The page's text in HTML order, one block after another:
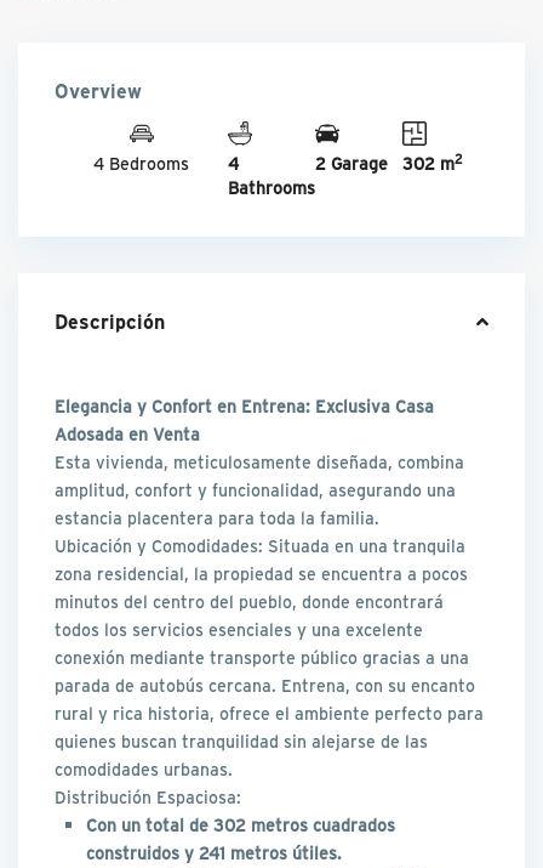
Overview
4 Bedrooms
4
Bathrooms
2 Garage 302 m2
Descripción
Elegancia y Confort en Entrena: Exclusiva Casa
Adosada en Venta
Esta vivienda, meticulosamente diseñada, combina
amplitud, confort y funcionalidad, asegurando una
estancia placentera para toda la familia.
Ubicación y Comodidades: Situada en una tranquila
zona residencial, la propiedad se encuentra a pocos
minutos del centro del pueblo, donde encontrará
todos los servicios esenciales y una excelente
conexión mediante transporte público gracias a una
parada de autobús cercana. Entrena, con su encanto
rural y rica historia, ofrece el ambiente perfecto para
quienes buscan tranquilidad sin alejarse de las
comodidades urbanas.
Distribución Espaciosa:
Con un total de 302 metros cuadrados
construidos y 241 metros útiles.